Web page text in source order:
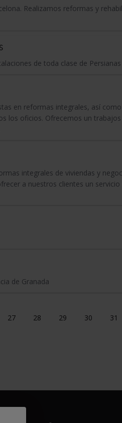
Realizamos reformas y
de toda clase de
en reformas integrales, así
los oficios. Ofrecemos un
integrales de viviendas y
a nuestros clientes un servicio
de Granada
27 28 29 30 31